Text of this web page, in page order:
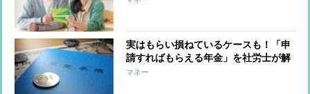
実はもらい損ねているケースも！「申
請すればもらえる年金」を社労士が解
説
マネー